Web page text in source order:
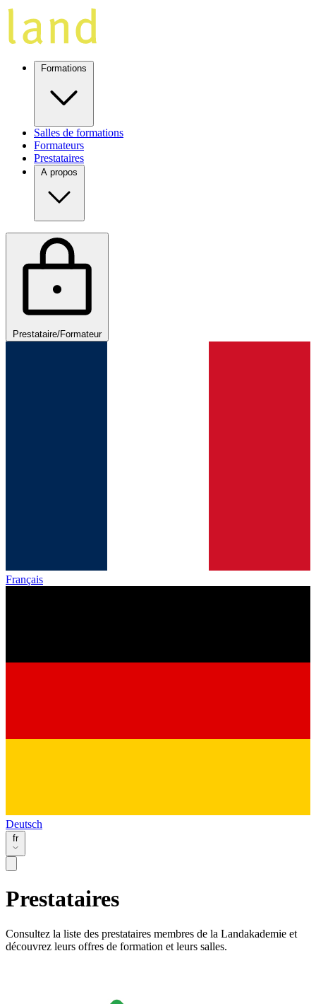
Formations
Salles de formations
Formateurs
Prestataires
A propos
Prestataire/Formateur
Français
Deutsch
fr
Prestataires
Consultez la liste des prestataires membres de la Landakademie et
découvrez leurs offres de formation et leurs salles.